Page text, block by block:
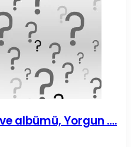
albümü, Yorgun ….